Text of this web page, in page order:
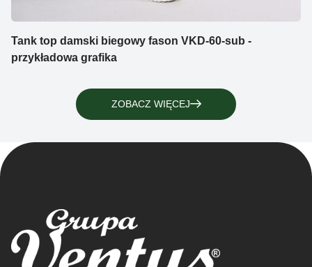
Tank top damski biegowy fason VKD-60-sub -
przykładowa grafika
ZOBACZ WIĘCEJ